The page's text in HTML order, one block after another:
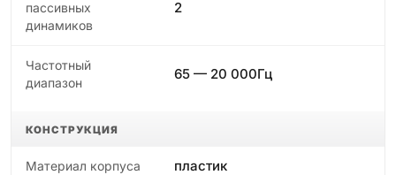
пассивных
динамиков
2
Частотный
диапазон
65 — 20 000Гц
КОНСТРУКЦИЯ
Материал корпуса пластик